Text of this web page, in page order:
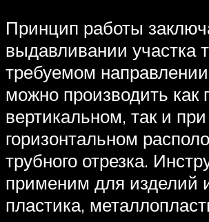
Принцип работы
выдавливании участка
требуемом
можно производить как
вертикальном, так и при
горизонтальном
трубного отрезка.
применим для изделий
пластика,